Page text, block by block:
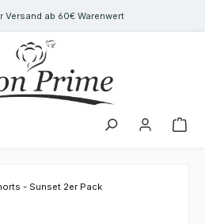
Versand ab 60€ Warenwert